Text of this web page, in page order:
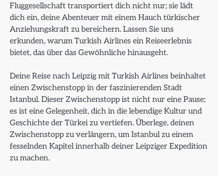
Fluggesellschaft transportiert dich nicht nur; sie lädt
dich ein, deine Abenteuer mit einem Hauch türkischer
Anziehungskraft zu bereichern. Lassen Sie uns
erkunden, warum Turkish Airlines ein Reiseerlebnis
bietet, das über das Gewöhnliche hinausgeht.
Deine Reise nach Leipzig mit Turkish Airlines beinhaltet
einen Zwischenstopp in der faszinierenden Stadt
Istanbul. Dieser Zwischenstopp ist nicht nur eine Pause;
es ist eine Gelegenheit, dich in die lebendige Kultur und
Geschichte der Türkei zu vertiefen. Überlege, deinen
Zwischenstopp zu verlängern, um Istanbul zu einem
fesselnden Kapitel innerhalb deiner Leipziger Expedition
zu machen.